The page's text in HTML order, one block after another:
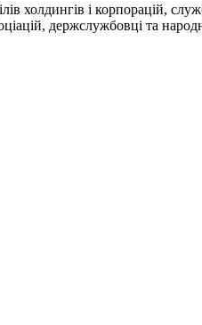
холдингів і корпорацій,
держслужбовці та